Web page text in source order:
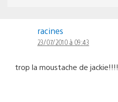
racines
23/07/2010 à 09:43
trop la moustache de jackie!!!!